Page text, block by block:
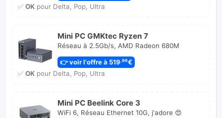
✅ OKpour Delta, Pop, Ultra
Mini PC GMKtec Ryzen 7
Réseau à 2.5Gb/s, AMD Radeon 680M
👉 voir l'offre à 519,96€
✅ OKpour Delta, Pop, Ultra
Mini PC Beelink Core 3
WiFi 6, Réseau Ethernet 10G, j'adore 😍